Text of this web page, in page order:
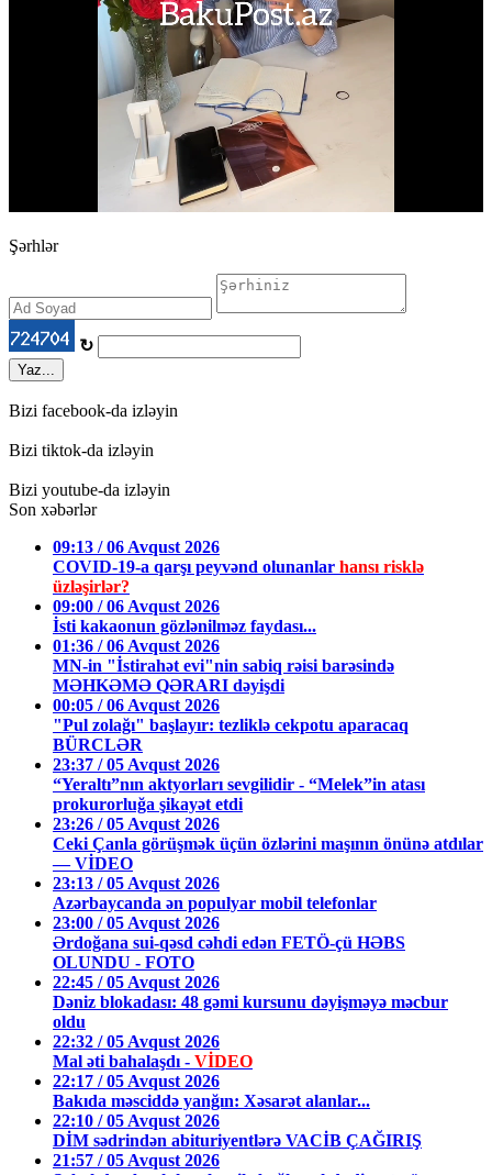
Şərhlər
↻
Yaz...
Bizi facebook-da izləyin
Bizi tiktok-da izləyin
Bizi youtube-da izləyin
Son xəbərlər
09:13 / 06 Avqust 2026
COVID-19-a qarşı peyvənd olunanlar hansı risklə
üzləşirlər?
09:00 / 06 Avqust 2026
İsti kakaonun gözlənilməz faydası...
01:36 / 06 Avqust 2026
MN-in "İstirahət evi"nin sabiq rəisi barəsində
MƏHKƏMƏ QƏRARI dəyişdi
00:05 / 06 Avqust 2026
"Pul zolağı" başlayır: tezliklə cekpotu aparacaq
BÜRCLƏR
23:37 / 05 Avqust 2026
“Yeraltı”nın aktyorları sevgilidir - “Melek”in atası
prokurorluğa şikayət etdi
23:26 / 05 Avqust 2026
Ceki Çanla görüşmək üçün özlərini maşının önünə atdılar
— VİDEO
23:13 / 05 Avqust 2026
Azərbaycanda ən populyar mobil telefonlar
23:00 / 05 Avqust 2026
Ərdoğana sui-qəsd cəhdi edən FETÖ-çü HƏBS
OLUNDU - FOTO
22:45 / 05 Avqust 2026
Dəniz blokadası: 48 gəmi kursunu dəyişməyə məcbur
oldu
22:32 / 05 Avqust 2026
Mal əti bahalaşdı - VİDEO
22:17 / 05 Avqust 2026
Bakıda məsciddə yanğın: Xəsarət alanlar...
22:10 / 05 Avqust 2026
DİM sədrindən abituriyentlərə VACİB ÇAĞIRIŞ
21:57 / 05 Avqust 2026